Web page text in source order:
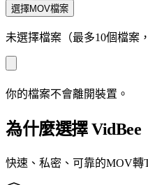
選擇MOV檔案
未選擇檔案（最多10個檔案
你的檔案不會離開裝置。
為什麼選擇 VidBee
快速、私密、可靠的MOV轉